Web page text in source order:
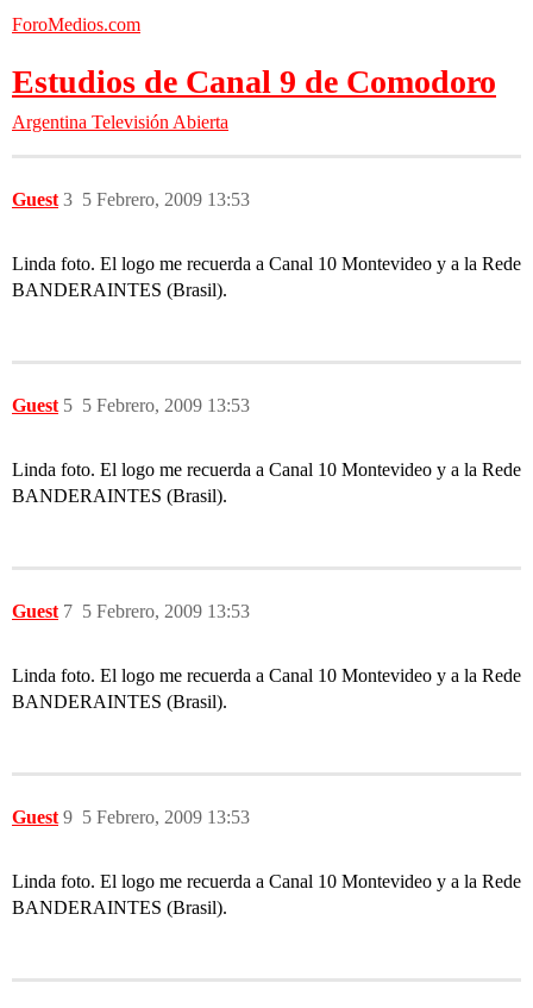
ForoMedios.com
Estudios de Canal 9 de Comodoro
Argentina Televisión Abierta
Guest 5 Febrero, 2009 13:53
3
Linda foto. El logo me recuerda a Canal 10 Montevideo y a la Rede
BANDERAINTES (Brasil).
Guest 5 Febrero, 2009 13:53
5
Linda foto. El logo me recuerda a Canal 10 Montevideo y a la Rede
BANDERAINTES (Brasil).
Guest 5 Febrero, 2009 13:53
7
Linda foto. El logo me recuerda a Canal 10 Montevideo y a la Rede
BANDERAINTES (Brasil).
Guest 5 Febrero, 2009 13:53
9
Linda foto. El logo me recuerda a Canal 10 Montevideo y a la Rede
BANDERAINTES (Brasil).